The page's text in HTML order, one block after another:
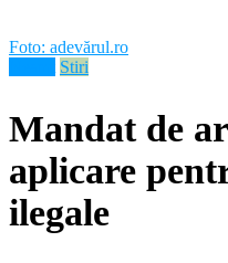
Foto: adevărul.ro
Stiri
Mandat de
aplicare
ilegale